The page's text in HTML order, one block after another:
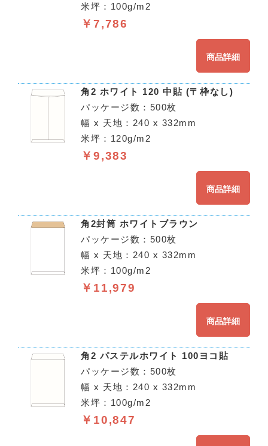
米坪：100g/m2
￥7,786
商品詳細
角2 ホワイト 120 中貼 (〒枠なし)
パッケージ数：500枚
幅 x 天地：240 x 332mm
米坪：120g/m2
￥9,383
商品詳細
角2封筒 ホワイトブラウン
パッケージ数：500枚
幅 x 天地：240 x 332mm
米坪：100g/m2
￥11,979
商品詳細
角2 パステルホワイト 100ヨコ貼
パッケージ数：500枚
幅 x 天地：240 x 332mm
米坪：100g/m2
￥10,847